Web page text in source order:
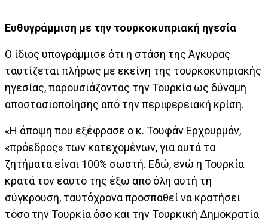
Ευθυγράμμιση με την τουρκοκυπριακή ηγεσία
Ο ίδιος υπογράμμισε ότι η στάση της Άγκυρας
ταυτίζεται πλήρως με εκείνη της τουρκοκυπριακής
ηγεσίας, παρουσιάζοντας την Τουρκία ως δύναμη
αποστασιοποίησης από την περιφερειακή κρίση.
«Η άποψη που εξέφρασε ο κ. Τουφάν Ερχουρμάν,
«πρόεδρος» των κατεχομένων, για αυτά τα
ζητήματα είναι 100% σωστή. Εδώ, ενώ η Τουρκία
κρατά τον εαυτό της έξω από όλη αυτή τη
σύγκρουση, ταυτόχρονα προσπαθεί να κρατήσει
τόσο την Τουρκία όσο και την Τουρκική Δημοκρατία